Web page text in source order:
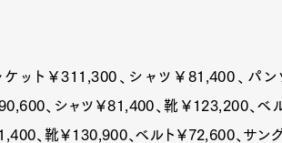
ケット￥311,300、シャツ￥81,400、
、シャツ￥81,400、靴￥123,200、
、靴￥130,900、ベルト￥72,600、サ